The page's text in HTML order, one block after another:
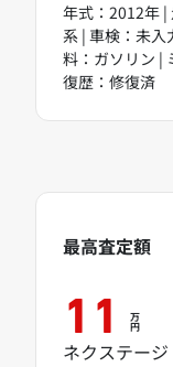
年式：2012年 |
系 | 車検：未入
料：ガソリン |
復歴：修復済
最高査定額
11 万
円
ネクステージ